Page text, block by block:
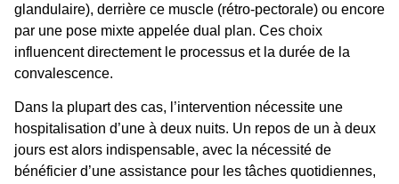
glandulaire), derrière ce muscle (rétro-pectorale) ou encore
par une pose mixte appelée dual plan. Ces choix
influencent directement le processus et la durée de la
convalescence.
Dans la plupart des cas, l’intervention nécessite une
hospitalisation d’une à deux nuits. Un repos de un à deux
jours est alors indispensable, avec la nécessité de
bénéficier d’une assistance pour les tâches quotidiennes,